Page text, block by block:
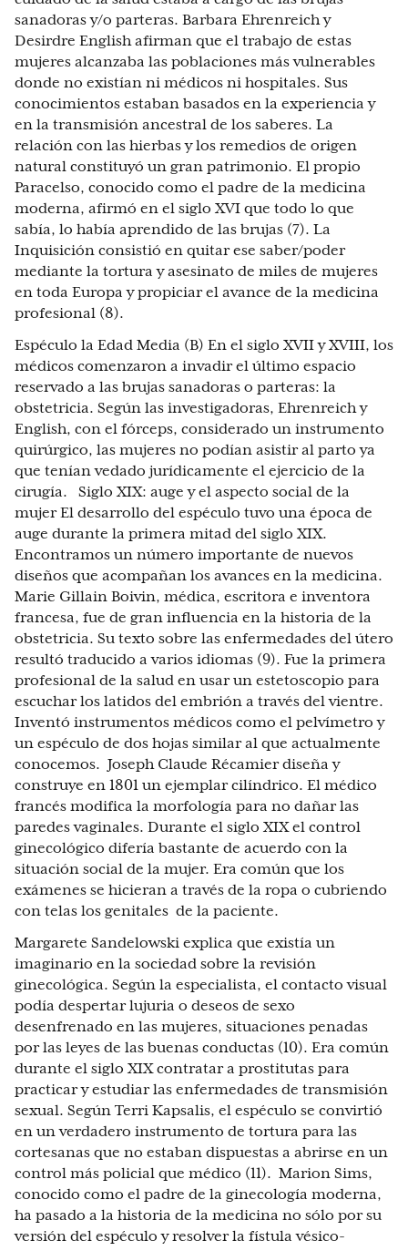
sanadoras y/o parteras. Barbara Ehrenreich y
Desirdre English afirman que el trabajo de estas
mujeres alcanzaba las poblaciones más vulnerables
donde no existían ni médicos ni hospitales. Sus
conocimientos estaban basados en la experiencia y
en la transmisión ancestral de los saberes. La
relación con las hierbas y los remedios de origen
natural constituyó un gran patrimonio. El propio
Paracelso, conocido como el padre de la medicina
moderna, afirmó en el siglo XVI que todo lo que
sabía, lo había aprendido de las brujas (7). La
Inquisición consistió en quitar ese saber/poder
mediante la tortura y asesinato de miles de mujeres
en toda Europa y propiciar el avance de la medicina
profesional (8).
Espéculo la Edad Media (B) En el siglo XVII y XVIII, los
médicos comenzaron a invadir el último espacio
reservado a las brujas sanadoras o parteras: la
obstetricia. Según las investigadoras, Ehrenreich y
English, con el fórceps, considerado un instrumento
quirúrgico, las mujeres no podían asistir al parto ya
que tenían vedado jurídicamente el ejercicio de la
cirugía. Siglo XIX: auge y el aspecto social de la
mujer El desarrollo del espéculo tuvo una época de
auge durante la primera mitad del siglo XIX.
Encontramos un número importante de nuevos
diseños que acompañan los avances en la medicina.
Marie Gillain Boivin, médica, escritora e inventora
francesa, fue de gran influencia en la historia de la
obstetricia. Su texto sobre las enfermedades del útero
resultó traducido a varios idiomas (9). Fue la primera
profesional de la salud en usar un estetoscopio para
escuchar los latidos del embrión a través del vientre.
Inventó instrumentos médicos como el pelvímetro y
un espéculo de dos hojas similar al que actualmente
conocemos. Joseph Claude Récamier diseña y
construye en 1801 un ejemplar cilíndrico. El médico
francés modifica la morfología para no dañar las
paredes vaginales. Durante el siglo XIX el control
ginecológico difería bastante de acuerdo con la
situación social de la mujer. Era común que los
exámenes se hicieran a través de la ropa o cubriendo
con telas los genitales de la paciente.
Margarete Sandelowski explica que existía un
imaginario en la sociedad sobre la revisión
ginecológica. Según la especialista, el contacto visual
podía despertar lujuria o deseos de sexo
desenfrenado en las mujeres, situaciones penadas
por las leyes de las buenas conductas (10). Era común
durante el siglo XIX contratar a prostitutas para
practicar y estudiar las enfermedades de transmisión
sexual. Según Terri Kapsalis, el espéculo se convirtió
en un verdadero instrumento de tortura para las
cortesanas que no estaban dispuestas a abrirse en un
control más policial que médico (11). Marion Sims,
conocido como el padre de la ginecología moderna,
ha pasado a la historia de la medicina no sólo por su
versión del espéculo y resolver la fístula vésico-